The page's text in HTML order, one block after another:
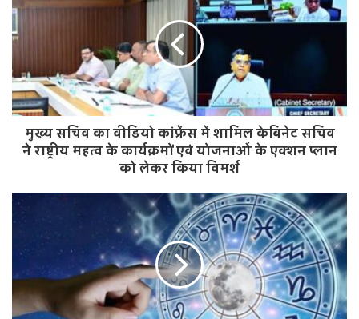
मुख्य सचिव का वीडियो कांफ्रेंस में शामिल केबिनेट सचिव
ने राष्ट्रीय महत्व के कार्यक्रमों एवं योजनाओं के एक्शन प्लान
को लेकर किया विमर्श